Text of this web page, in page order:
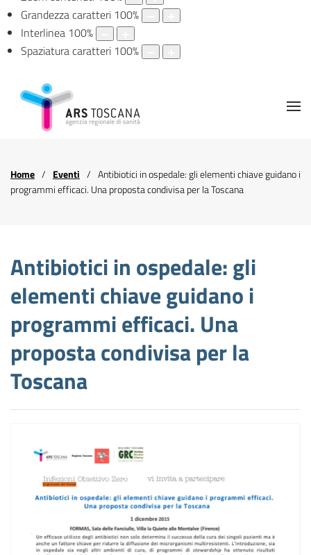
Grandezza caratteri 100%
Interlinea 100%
Spaziatura caratteri 100%
Home Eventi
Antibiotici in ospedale: gli elementi chiave guidano i
programmi efficaci. Una proposta condivisa per la Toscana
Antibiotici in ospedale: gli
elementi chiave guidano i
programmi efficaci. Una
proposta condivisa per la
Toscana